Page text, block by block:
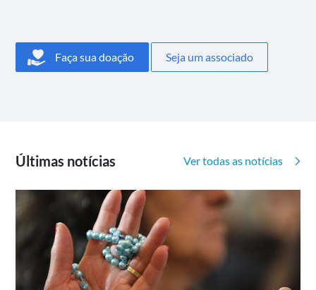
Faça sua doação Seja um associado
Últimas notícias Ver todas as notícias